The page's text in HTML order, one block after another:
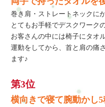
巻き肩・ストレートネックに
とてもお手軽でデスクワーク
お客さんの中には椅子にタオ
運動をしてから、首と肩の痛
ます♪
第3位
横向きで寝て腕動かし5